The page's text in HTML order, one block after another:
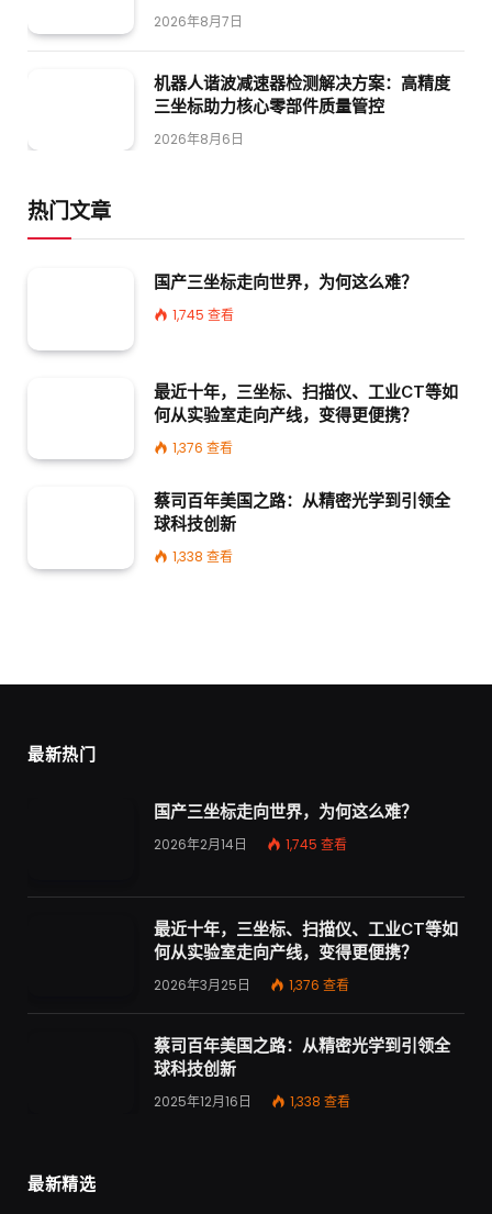
2026年8月7日
机器人谐波减速器检测解决方案：高精度
三坐标助力核心零部件质量管控
2026年8月6日
热门文章
国产三坐标走向世界，为何这么难？
1,745 查看
最近十年，三坐标、扫描仪、工业CT等如
何从实验室走向产线，变得更便携？
1,376 查看
蔡司百年美国之路：从精密光学到引领全
球科技创新
1,338 查看
最新热门
国产三坐标走向世界，为何这么难？
2026年2月14日 1,745 查看
最近十年，三坐标、扫描仪、工业CT等如
何从实验室走向产线，变得更便携？
2026年3月25日 1,376 查看
蔡司百年美国之路：从精密光学到引领全
球科技创新
2025年12月16日 1,338 查看
最新精选